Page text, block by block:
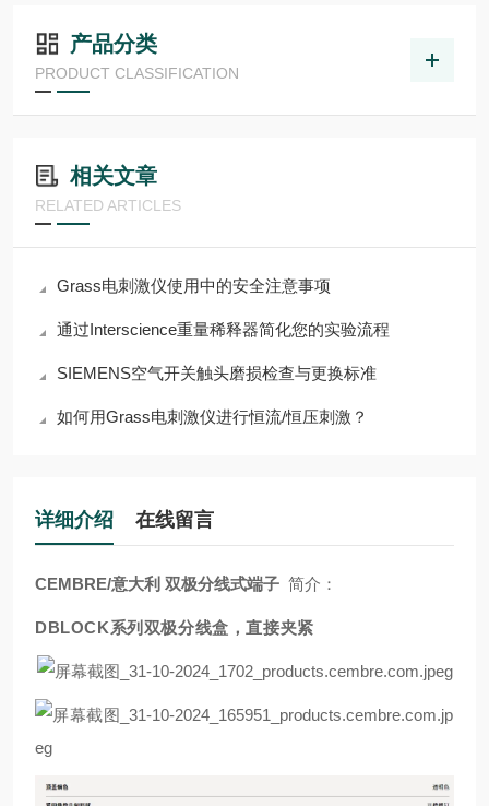
产品分类
PRODUCT CLASSIFICATION
相关文章
RELATED ARTICLES
Grass电刺激仪使用中的安全注意事项
通过Interscience重量稀释器简化您的实验流程
SIEMENS空气开关触头磨损检查与更换标准
如何用Grass电刺激仪进行恒流/恒压刺激？
详细介绍 在线留言
CEMBRE/意大利 双极分线式端子 简介：
DBLOCK系列双极分线盒，直接夹紧